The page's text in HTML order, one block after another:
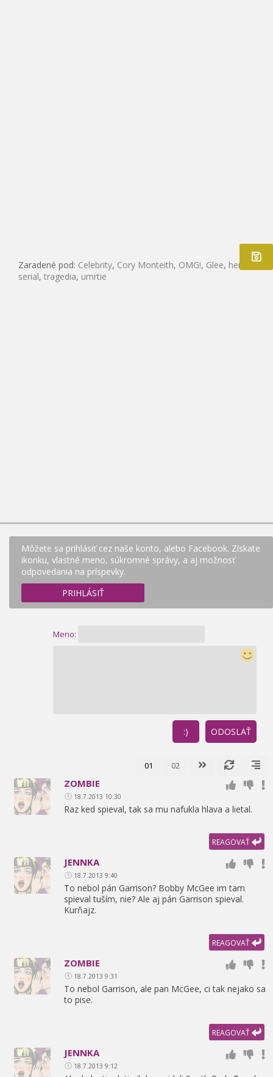
Zaradené pod: Celebrity, Cory Monteith, OMG!, Glee, herec
,
serial, tragedia, umrtie
Môžete sa prihlásiť cez naše konto, alebo Facebook. Získate
ikonku, vlastné meno, súkromné správy, a aj možnosť
odpovedania na príspevky.
PRIHLÁSIŤ
Meno:
ODOSLAŤ
:)
01 02
ZOMBIE
18.7.2013 10:30
Raz ked spieval, tak sa mu nafukla hlava a lietal.
REAGOVAŤ
JENNKA
18.7.2013 9:40
To nebol pán Garrison? Bobby McGee im tam
spieval tuším, nie? Ale aj pán Garrison spieval.
Kurňajz.
REAGOVAŤ
ZOMBIE
18.7.2013 9:31
To nebol Garrison, ale pan McGee, ci tak nejako sa
to pise.
REAGOVAŤ
JENNKA
18.7.2013 9:12